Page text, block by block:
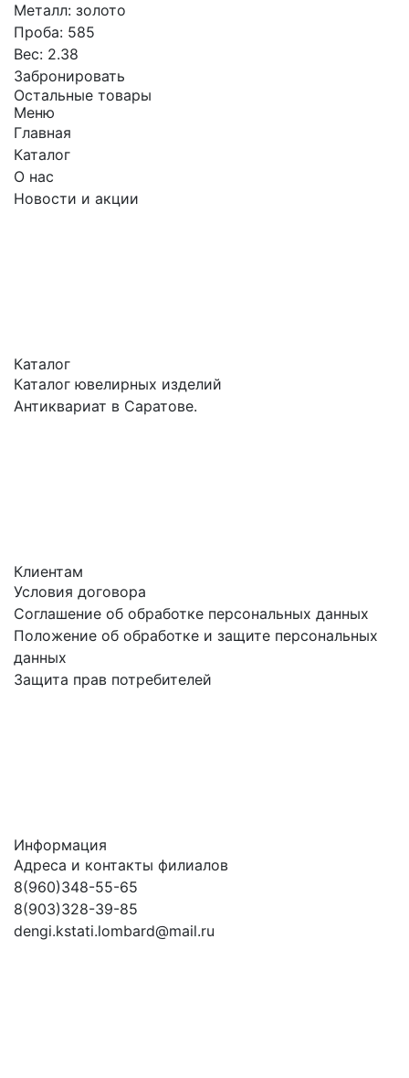
Металл: золото
Проба: 585
Вес: 2.38
Забронировать
Остальные товары
Меню
Главная
Каталог
О нас
Новости и акции
Каталог
Каталог ювелирных изделий
Антиквариат в Саратове.
Клиентам
Условия договора
Соглашение об обработке персональных данных
Положение об обработке и защите персональных
данных
Защита прав потребителей
Информация
Адреса и контакты филиалов
8(960)348-55-65
8(903)328-39-85
dengi.kstati.lombard@mail.ru